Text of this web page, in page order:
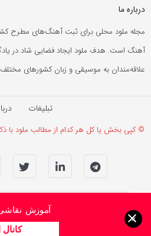
درباره ما
مجله ملود محلی برای ثبت آهنگ‌های مطرح
آهنگ است. هدف ملود ایجاد فضایی شاد در
علاقه‌مندان به موسیقی و زبان کشورهای
تبلیغات
© کپی بخش یا کل هر کدام از مطالب ملود با
آموزش
کانال
×